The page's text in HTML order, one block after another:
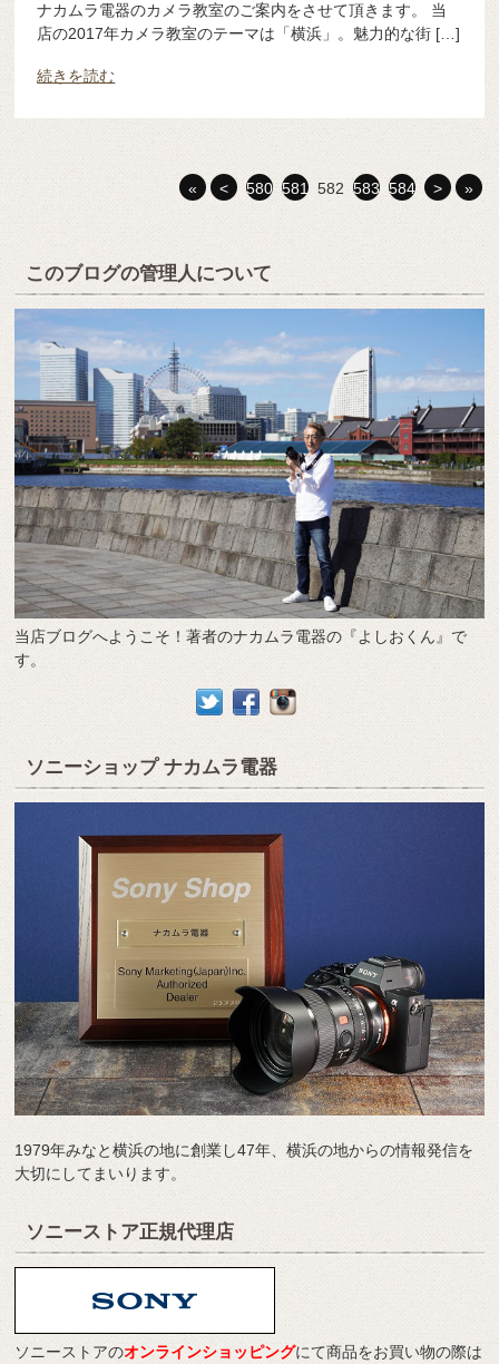
ナカムラ電器のカメラ教室のご案内をさせて頂きます。 当
店の2017年カメラ教室のテーマは「横浜」。魅力的な街 […]
続きを読む
« < 580 581 582 583 584 > »
このブログの管理人について
当店ブログへようこそ！著者のナカムラ電器の『よしおくん』で
す。
ソニーショップ ナカムラ電器
1979年みなと横浜の地に創業し47年、横浜の地からの情報発信を
大切にしてまいります。
ソニーストア正規代理店
ソニーストアのオンラインショッピングにて商品をお買い物の際は